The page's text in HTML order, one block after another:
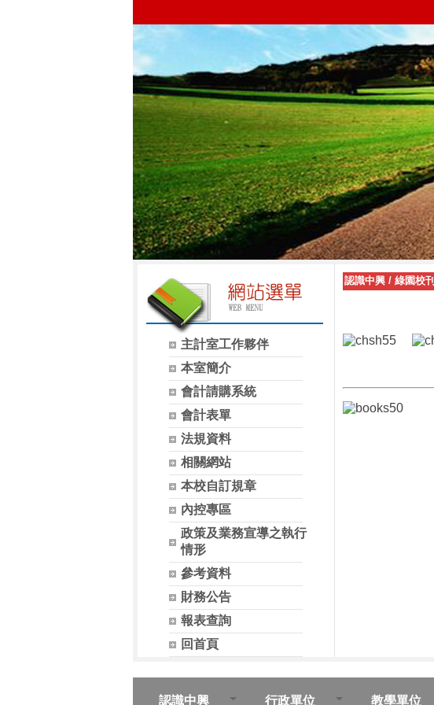
主計室工作夥伴
本室簡介
會計請購系統
會計表單
法規資料
相關網站
本校自訂規章
內控專區
政策及業務宣導之執行
情形
參考資料
財務公告
報表查詢
回首頁
認識中興/ 綠園校刊
認識中興 行政單位 教學單位